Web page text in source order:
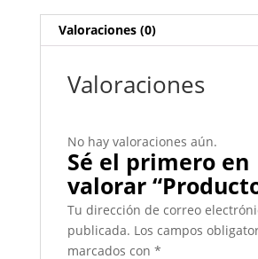
Valoraciones (0)
Valoraciones
No hay valoraciones aún.
Sé el primero en
valorar
Tu dirección de correo
publicada. Los campos
marcados con *